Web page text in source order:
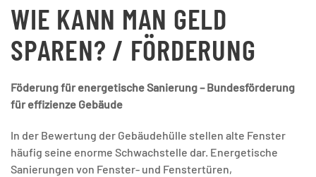
WIE KANN MAN GELD
SPAREN? / FÖRDERUNG
Föderung für energetische Sanierung – Bundesförderung
für effizienze Gebäude
In der Bewertung der Gebäudehülle stellen alte Fenster
häufig seine enorme Schwachstelle dar. Energetische
Sanierungen von Fenster- und Fenstertüren,